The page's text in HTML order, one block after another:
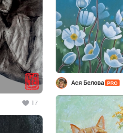
Ася Белова PRO
17